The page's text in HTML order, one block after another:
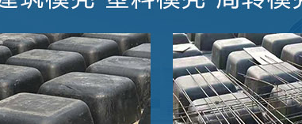
周转模壳
菱镁模壳
PP箱模